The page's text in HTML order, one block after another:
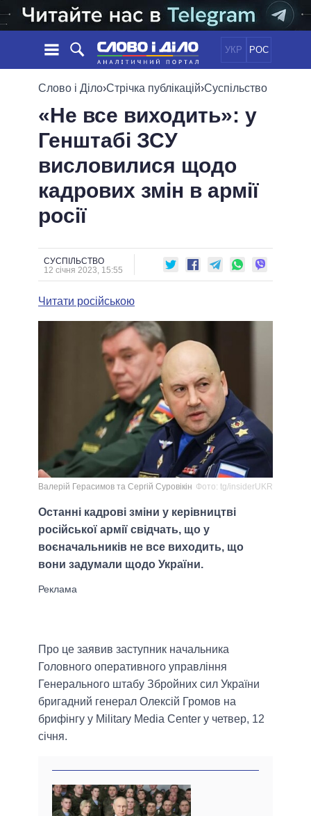
УКР РОС
НОВИНИ
СТРІЧКА
ПОДІЇ
СТАТТІ
ОГЛЯДИ
ДАЙДЖЕСТИ
ПОЛІТИКА
ЕКОНОМІКА
СУСПІЛЬСТВО
СВІТ
ОБIЦЯНКИ
ПОЛIТИКИ
ПРЕЗИДЕНТ І ОФІС
ВЕРХОВНА РАДА
ГОЛОВИ ОБЛАДМІНІСТРАЦІЙ
МЕРИ МІСТ
ВСІ ПЕРСОНИ
ІНФОГРАФІКА
ПОРІВНЯННЯ ПОЛІТИКІВ
Слово і Діло›Стрічка публікацій›Суспільство
«Не все виходить»: у
Генштабі ЗСУ
висловилися щодо
кадрових змін в армії
росії
СУСПІЛЬСТВО
12 січня 2023, 15:55
Читати російською
Валерій Герасимов та Сергій Суровікін Фото: tg/insiderUKR
Останні кадрові зміни у керівництві
російської армії свідчать, що у
воєначальників не все виходить, що
вони задумали щодо України.
Про це заявив заступник начальника
Головного оперативного управління
Генерального штабу Збройних сил України
бригадний генерал Олексій Громов на
брифінгу у Military Media Center у четвер, 12
січня.